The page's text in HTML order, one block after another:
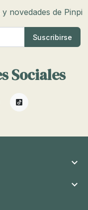
novedades de Pinpi
Sociales
TikTok

